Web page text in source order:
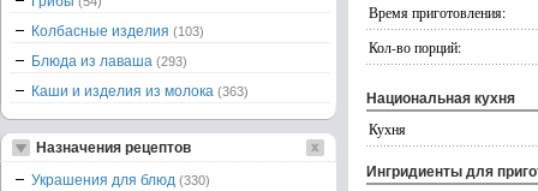
Время приготовления:
Кол-во порций:
Национальная кухня
Кухня
Ингридиенты для
Колбасные изделия (103)
Блюда из лаваша (293)
Каши и изделия из молока (363)
Назначения рецептов
Украшения для блюд (330)